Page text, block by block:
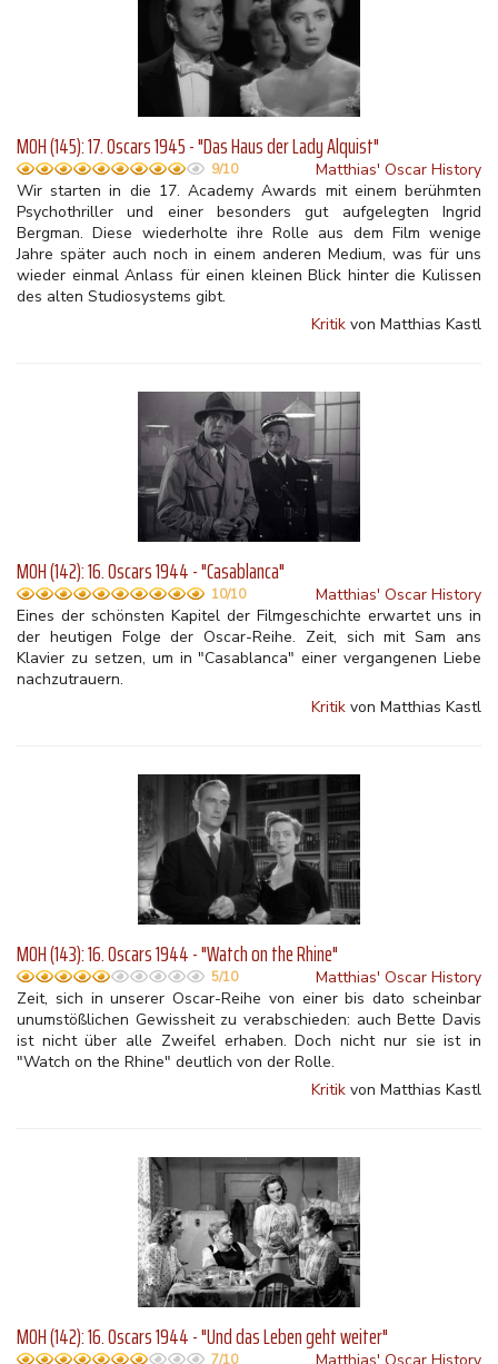
MOH (145): 17. Oscars 1945 - "Das Haus der Lady Alquist"
9/10
Matthias' Oscar History
Wir starten in die 17. Academy Awards mit einem berühmten
Psychothriller und einer besonders gut aufgelegten Ingrid
Bergman. Diese wiederholte ihre Rolle aus dem Film wenige
Jahre später auch noch in einem anderen Medium, was für uns
wieder einmal Anlass für einen kleinen Blick hinter die Kulissen
des alten Studiosystems gibt.
Kritik von Matthias Kastl
MOH (142): 16. Oscars 1944 - "Casablanca"
10/10
Matthias' Oscar History
Eines der schönsten Kapitel der Filmgeschichte erwartet uns in
der heutigen Folge der Oscar-Reihe. Zeit, sich mit Sam ans
Klavier zu setzen, um in "Casablanca" einer vergangenen Liebe
nachzutrauern.
Kritik von Matthias Kastl
MOH (143): 16. Oscars 1944 - "Watch on the Rhine"
5/10
Matthias' Oscar History
Zeit, sich in unserer Oscar-Reihe von einer bis dato scheinbar
unumstößlichen Gewissheit zu verabschieden: auch Bette Davis
ist nicht über alle Zweifel erhaben. Doch nicht nur sie ist in
"Watch on the Rhine" deutlich von der Rolle.
Kritik von Matthias Kastl
MOH (142): 16. Oscars 1944 - "Und das Leben geht weiter"
7/10